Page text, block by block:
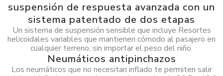
suspensión de respuesta avanzada con un
sistema patentado de dos etapas
Un sistema de suspensión sensible que incluye Resortes
helicoidales variables que mantienen cómodo al pasajero en
cualquier terreno, sin importar el peso del niño.
Neumáticos antipinchazos
Los neumáticos que no necesitan inflado te permiten salir